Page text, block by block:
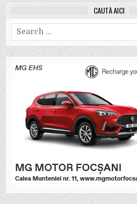
CAUTĂ AICI
Search
for: